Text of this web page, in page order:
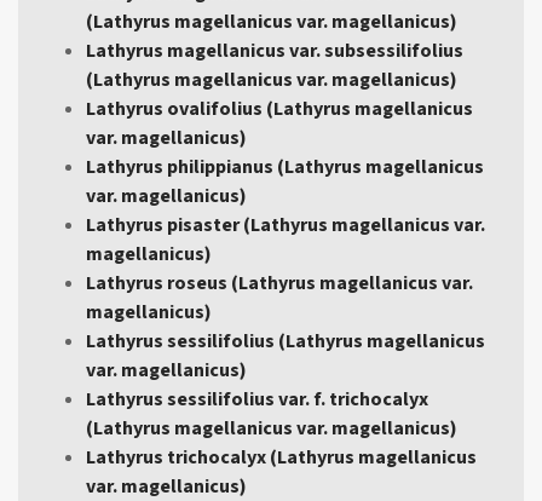
(Lathyrus magellanicus var. magellanicus)
Lathyrus magellanicus var. subsessilifolius
(Lathyrus magellanicus var. magellanicus)
Lathyrus ovalifolius (Lathyrus magellanicus
var. magellanicus)
Lathyrus philippianus (Lathyrus magellanicus
var. magellanicus)
Lathyrus pisaster (Lathyrus magellanicus var.
magellanicus)
Lathyrus roseus (Lathyrus magellanicus var.
magellanicus)
Lathyrus sessilifolius (Lathyrus magellanicus
var. magellanicus)
Lathyrus sessilifolius var. f. trichocalyx
(Lathyrus magellanicus var. magellanicus)
Lathyrus trichocalyx (Lathyrus magellanicus
var. magellanicus)